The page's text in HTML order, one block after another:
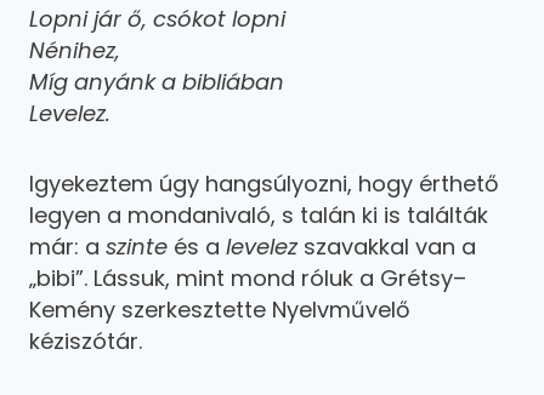
Lopni jár ő, csókot lopni
Nénihez,
Míg anyánk a bibliában
Levelez.
Igyekeztem úgy hangsúlyozni, hogy érthető
legyen a mondanivaló, s talán ki is találták
már: a szinte és a levelezszavakkal van a
„bibi”. Lássuk, mint mond róluk a Grétsy–
Kemény szerkesztette Nyelvművelő
kéziszótár.